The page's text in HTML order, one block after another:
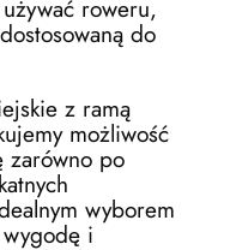
roweru,
do
z ramą
możliwość
zarówno po
wyborem
i